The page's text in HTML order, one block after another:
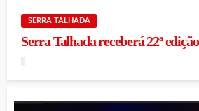
SERRA TALHADA
Serra Talhada receberá 22ª